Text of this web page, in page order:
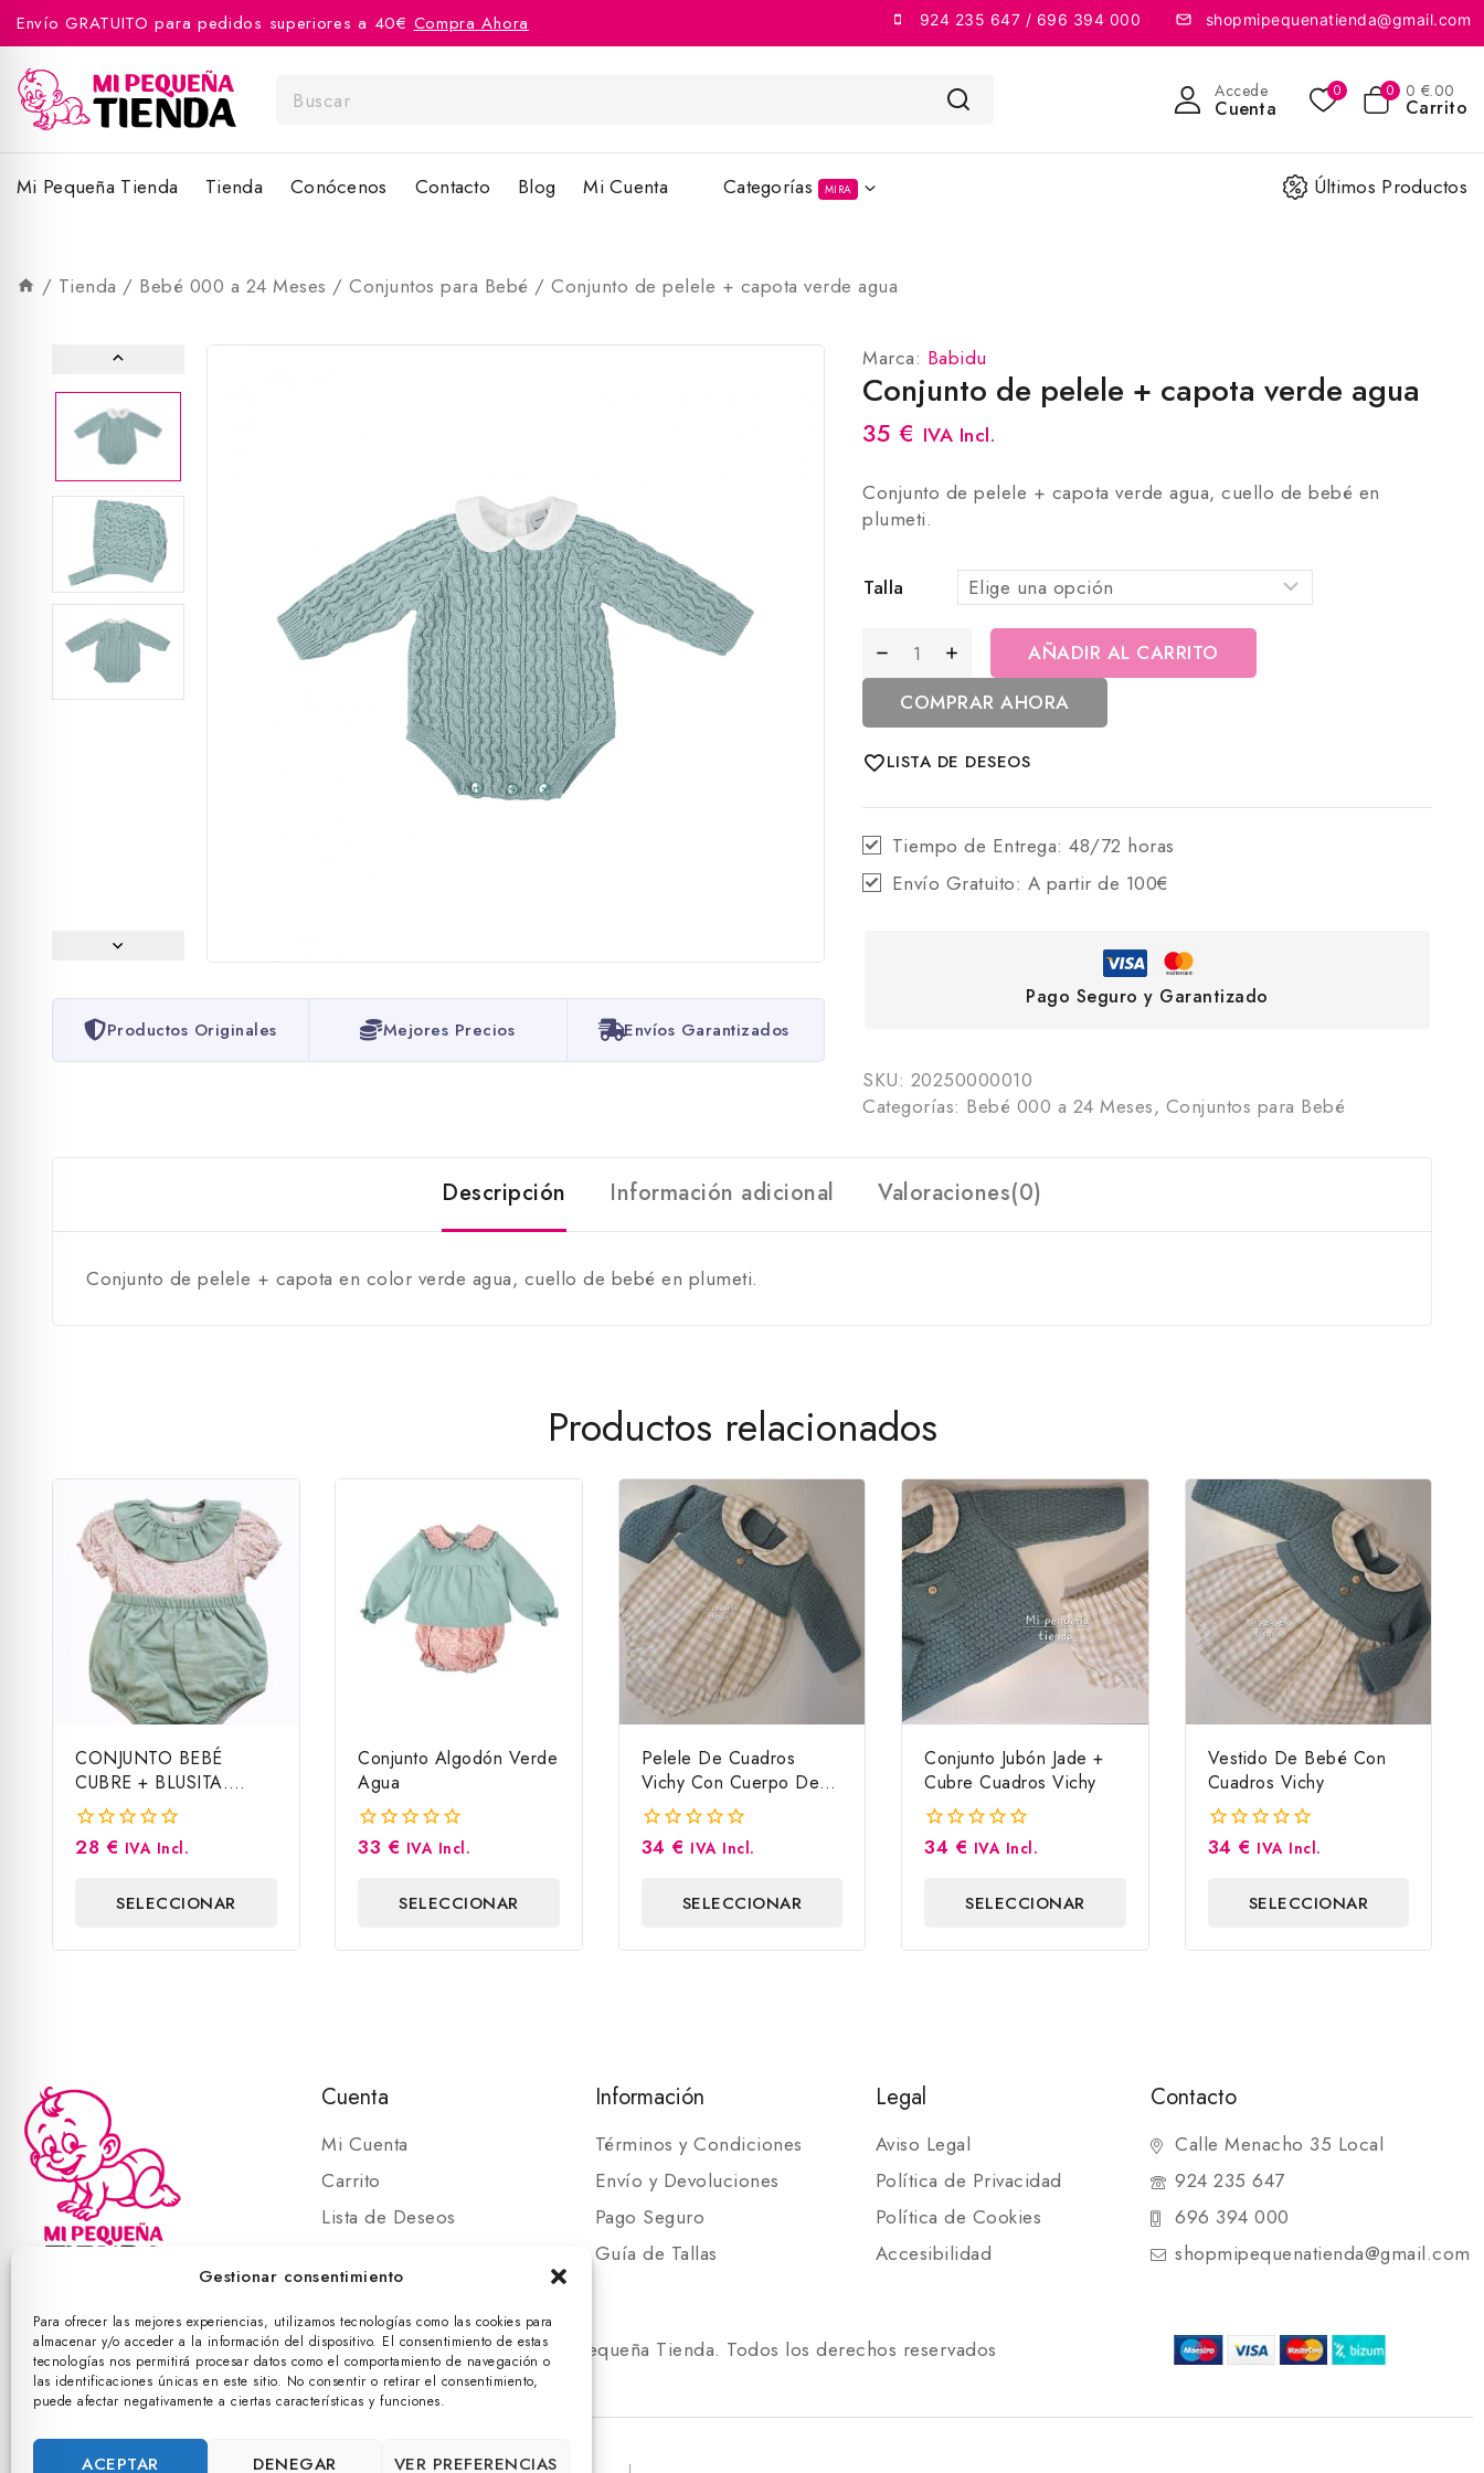
Gestionar consentimiento
Para ofrecer las mejores experiencias, utilizamos tecnologías como las cookies para
almacenar y/o acceder a la información del dispositivo. El consentimiento de estas
tecnologías nos permitirá procesar datos como el comportamiento de navegación o
las identificaciones únicas en este sitio. No consentir o retirar el consentimiento,
puede afectar negativamente a ciertas características y funciones.
ACEPTAR DENEGAR VER PREFERENCIAS
Envío GRATUITO para pedidos superiores a 40€ Compra Ahora 924 235 647 / 696 394 000 shopmipequenatienda@gmail.com
Accede
Cuenta
0 0 0 €.00
Carrito
Mi Pequeña Tienda Tienda Conócenos Contacto Blog Mi Cuenta Categorías MIRA Últimos Productos
/ Tienda / Bebé 000 a 24 Meses / Conjuntos para Bebé / Conjunto de pelele + capota verde agua
Productos Originales Mejores Precios Envíos Garantizados
Marca: Babidu
Conjunto de pelele + capota verde agua
35 € IVA Incl.
Conjunto de pelele + capota verde agua, cuello de bebé en
plumeti.
Talla
AÑADIR AL CARRITO
COMPRAR AHORA
LISTA DE DESEOS
Tiempo de Entrega:48/72 horas
Envío Gratuito: A partir de 100€
Pago Seguro y Garantizado
SKU: 20250000010
Categorías: Bebé 000 a 24 Meses, Conjuntos para Bebé
Descripción Información adicional Valoraciones(0)
Conjunto de pelele + capota en color verde agua, cuello de bebé en plumeti.
Productos relacionados
CONJUNTO BEBÉ
CUBRE + BLUSITA.
BABY F.
0
28 € IVA Incl.
SELECCIONAR
Conjunto Algodón Verde
Agua
0
33 € IVA Incl.
SELECCIONAR
Pelele De Cuadros
Vichy Con Cuerpo De
Punto Jade
0
34 € IVA Incl.
SELECCIONAR
Conjunto Jubón Jade +
Cubre Cuadros Vichy
0
34 € IVA Incl.
SELECCIONAR
Vestido De Bebé Con
Cuadros Vichy
0
34 € IVA Incl.
SELECCIONAR
Cuenta
Mi Cuenta
Carrito
Lista de Deseos
Información
Términos y Condiciones
Envío y Devoluciones
Pago Seguro
Guía de Tallas
Legal
Aviso Legal
Política de Privacidad
Política de Cookies
Accesibilidad
Contacto
Calle Menacho 35 Local
924 235 647
696 394 000
shopmipequenatienda@gmail.com
© 2025 Mi Pequeña Tienda. Todos los derechos reservados